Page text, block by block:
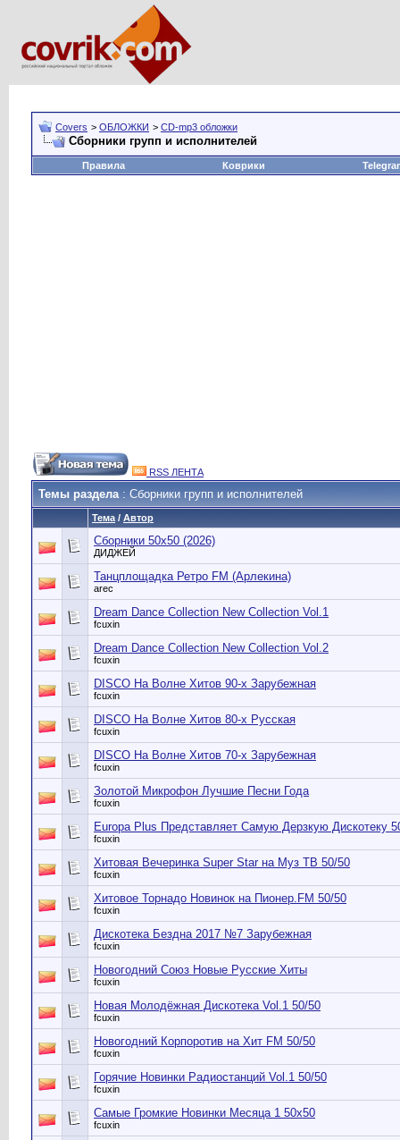
Covers > ОБЛОЖКИ > CD-mp3 обложки
Сборники групп и исполнителей
Правила Коврики
RSS ЛЕНТА
Темы раздела: Сборники групп и исполнителей
Тема / Автор
Сборники 50х50 (2026)
ДИДЖЕЙ
Танцплощадка Ретро FM (Арлекина)
arec
Dream Dance Collection New Collection Vol.1
fcuxin
Dream Dance Collection New Collection Vol.2
fcuxin
DISCO На Волне Хитов 90-х Зарубежная
fcuxin
DISCO На Волне Хитов 80-х Русская
fcuxin
DISCO На Волне Хитов 70-х Зарубежная
fcuxin
Золотой Микрофон Лучшие Песни Года
fcuxin
Europa Plus Представляет Самую Дерзкую Дискотеку
fcuxin
Хитовая Вечеринка Super Star на Муз ТВ 50/50
fcuxin
Хитовое Торнадо Новинок на Пионер.FM 50/50
fcuxin
Дискотека Бездна 2017 №7 Зарубежная
fcuxin
Новогодний Союз Новые Русские Хиты
fcuxin
Новая Молодёжная Дискотека Vol.1 50/50
fcuxin
Новогодний Корпоротив на Хит FM 50/50
fcuxin
Горячие Новинки Радиостанций Vol.1 50/50
fcuxin
Самые Громкие Новинки Месяца 1 50x50
fcuxin